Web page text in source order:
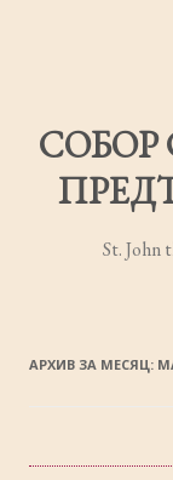
St. John
АРХИВ ЗА МЕСЯЦ: